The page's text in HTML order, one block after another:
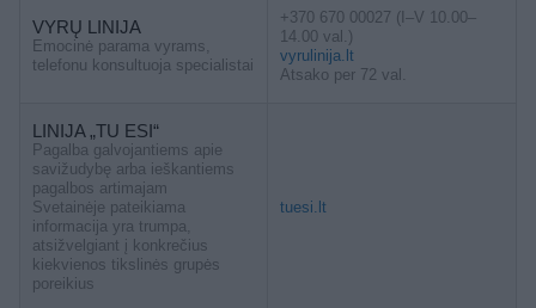
VYRŲ LINIJA
Emocinė parama vyrams,
telefonu konsultuoja specialistai
+370 670 00027 (I–V 10.00–
14.00 val.)
vyrulinija.lt
Atsako per 72 val.
LINIJA „TU ESI“
Pagalba galvojantiems apie
savižudybę arba ieškantiems
pagalbos artimajam
Svetainėje pateikiama
informacija yra trumpa,
atsižvelgiant į konkrečius
kiekvienos tikslinės grupės
poreikius
tuesi.lt